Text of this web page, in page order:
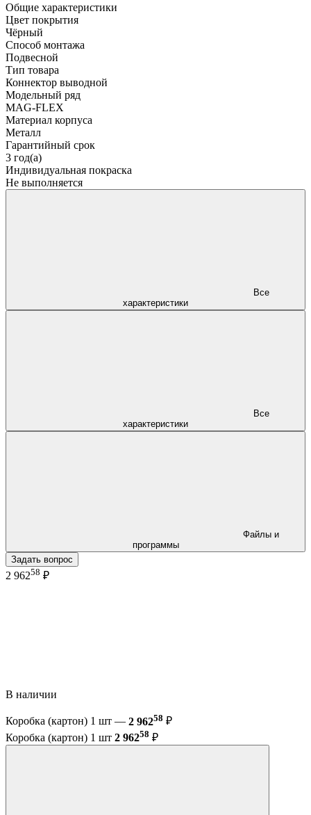
Общие характеристики
Цвет покрытия
Чёрный
Способ монтажа
Подвесной
Тип товара
Коннектор выводной
Модельный ряд
MAG-FLEX
Материал корпуса
Металл
Гарантийный срок
3 год(а)
Индивидуальная покраска
Не выполняется
характеристики
характеристики
программы
Задать вопрос
2 96258 ₽
В наличии
Коробка (картон) 1 шт — 2 96258 ₽
Коробка (картон) 1 шт 2 96258 ₽